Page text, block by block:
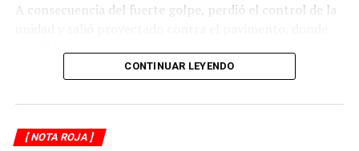
A consecuencia del fuerte golpe, perdió el control de la
Testigos del accidente solicitaron de inmediato el apoyo
de los cuerpos de emergencia al percatarse de que el
asfáltica, mientras otros automovilistas redujeron la
CONTINUAR LEYENDO
[ NOTA ROJA ]